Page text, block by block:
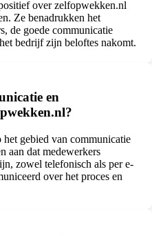
over zelfopwekken.nl
Ze benadrukken het
de goede communicatie
bedrijf zijn beloftes nakomt.
en
gebied van communicatie
aan dat medewerkers
zowel telefonisch als per e-
over het proces en